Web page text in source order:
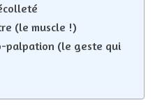
(le muscle !)
palpation (le geste qui